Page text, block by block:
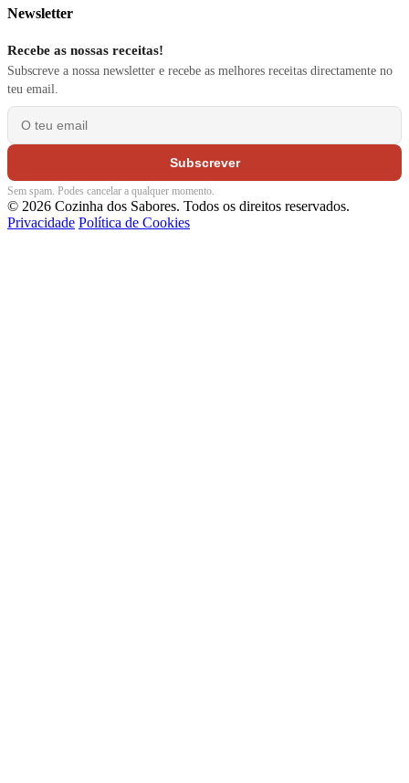
Newsletter
Recebe as nossas receitas!
Subscreve a nossa newsletter e recebe as melhores receitas directamente no
teu email.
Subscrever
Sem spam. Podes cancelar a qualquer momento.
© 2026 Cozinha dos Sabores. Todos os direitos reservados.
Privacidade Política de Cookies